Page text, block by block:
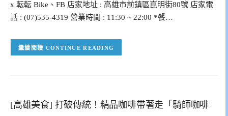
x 転転 Bike、FB 店家地址 : 高雄市前鎮區崑明街80號 店家電
話 : (07)535-4319 營業時間 : 11:30 ~ 22:00 *餐…
CONTINUE READING
[高雄美食] 打破傳統！精品咖啡帶著走「騎師咖啡